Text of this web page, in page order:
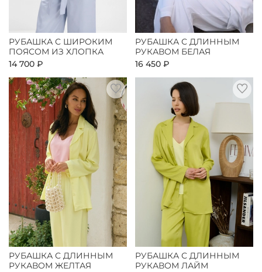
РУБАШКА С ШИРОКИМ
ПОЯСОМ ИЗ ХЛОПКА
14 700 ₽
РУБАШКА С ДЛИННЫМ
РУКАВОМ БЕЛАЯ
16 450 ₽
РУБАШКА С ДЛИННЫМ
РУКАВОМ ЖЕЛТАЯ
РУБАШКА С ДЛИННЫМ
РУКАВОМ ЛАЙМ